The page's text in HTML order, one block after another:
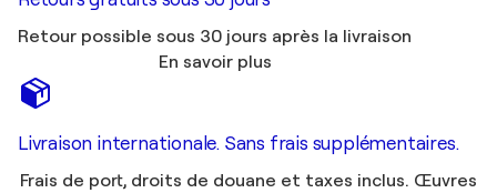
Retour possible sous 30 jours après la livraison
En savoir plus
Livraison internationale. Sans frais supplémentaires.
Frais de port, droits de douane et taxes inclus. Œuvres